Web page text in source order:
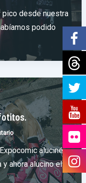
pico desde nuestra
podido
aluciné
ahora alucino el